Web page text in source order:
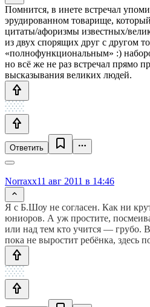
Помнится, в инете встречал
эрудированном товарище,
цитаты/афоризмы известных/
из двух спорящих друг с другом
«полнофункциональным» :)
но всё же не раз встречал прямо
высказывания великих людей.
Ответить
Norraxx11 авг 2011 в 14:46
Я с Б.Шоу не согласен. Как ни
юниоров. А уж простите,
или над тем кто учится — грубо.
пока не выростит ребёнка, здесь